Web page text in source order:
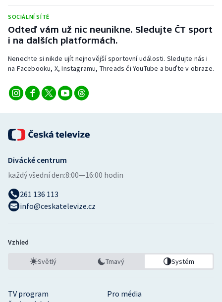
SOCIÁLNÍ SÍTĚ
Odteď vám už nic neunikne. Sledujte ČT sport
i na dalších platformách.
Nenechte si nikde ujít nejnovější sportovní události. Sledujte nás i
na Facebooku, X, Instagramu, Threads či YouTube a buďte v obraze.
TV program
Pro média
Divácké centrum
každý všední den:8:00—16:00 hodin
261 136 113
info@ceskatelevize.cz
Vzhled
Světlý Tmavý Systém